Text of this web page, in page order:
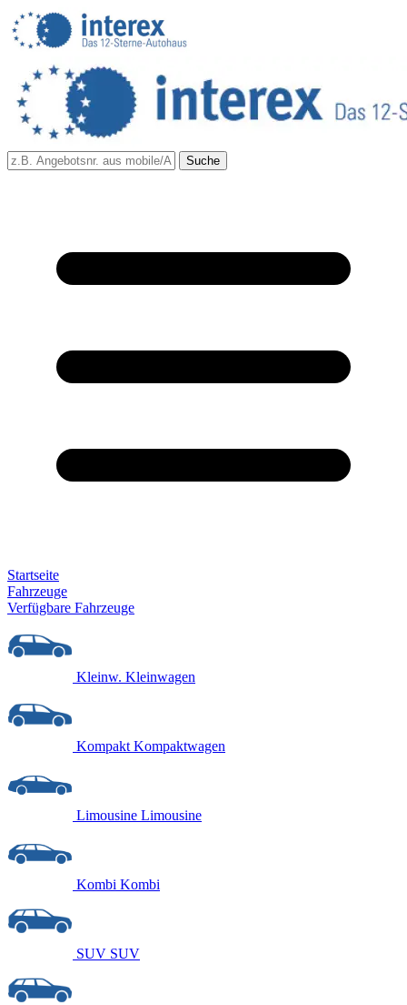
Suche
Startseite
Fahrzeuge
Verfügbare Fahrzeuge
Kleinw. Kleinwagen
Kompakt Kompaktwagen
Limousine Limousine
Kombi Kombi
SUV SUV